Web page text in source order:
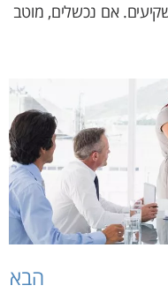
אם נכשלים, מוטב
הבא